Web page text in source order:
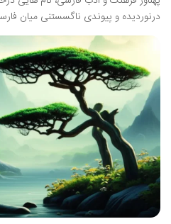
درنوردیده و پیوندی ناگسستنی میان